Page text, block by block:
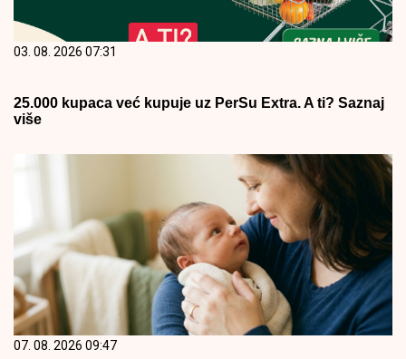
03. 08. 2026 07:31
25.000 kupaca već kupuje uz PerSu Extra. A ti? Saznaj
više
07. 08. 2026 09:47